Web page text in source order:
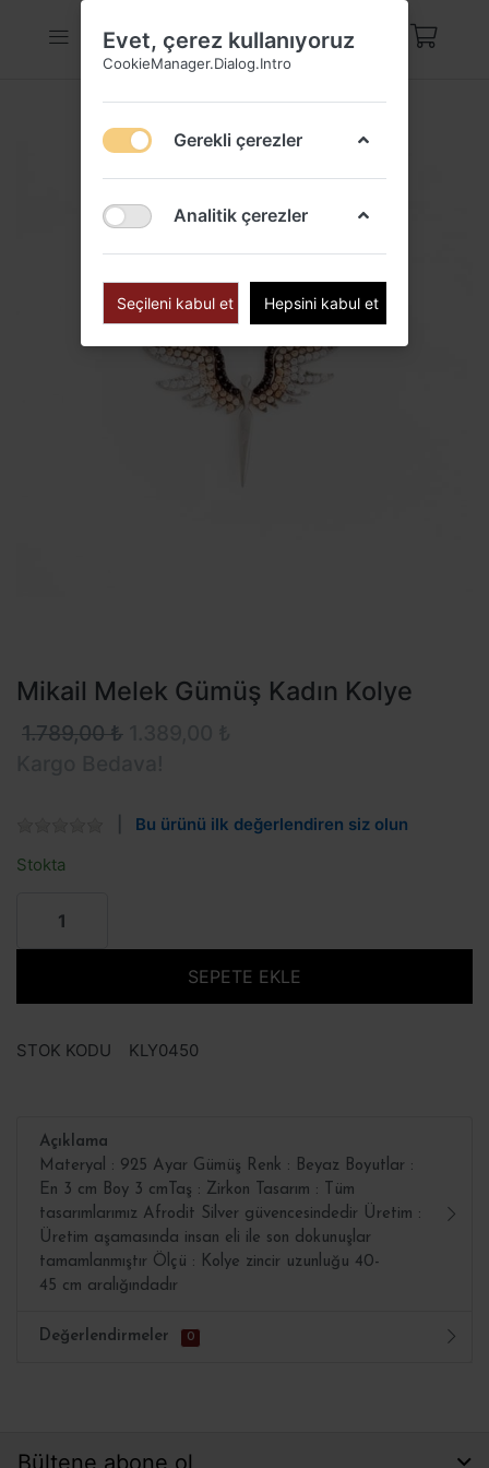
Mikail Melek Gümüş Kadın Kolye
1.789,00 ₺
Bu ürünü ilk değerlendiren siz olun
Stokta
SEPETE EKLE
STOK KODU KLY0450
Açıklama
Materyal : 925 Ayar Gümüş Renk : Beyaz Boyutlar :
En 3 cm Boy 3 cmTaş : Zirkon Tasarım : Tüm
tasarımlarımız Afrodit Silver güvencesindedir Üretim :
Üretim aşamasında insan eli ile son dokunuşlar
tamamlanmıştır Ölçü : Kolye zincir uzunluğu 40-
45 cm aralığındadır
Değerlendirmeler 0
Bültene abone ol
Evet, çerez kullanıyoruz
CookieManager.Dialog.Intro
Gerekli çerezler
Analitik çerezler
Seçileni kabul et Hepsini kabul et